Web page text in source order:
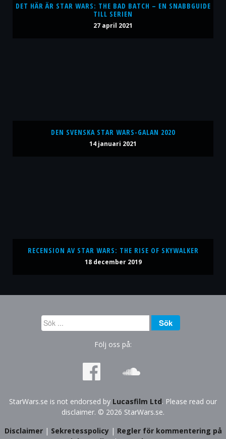
DET HÄR ÄR STAR WARS: THE BAD BATCH – EN SNABBGUIDE
TILL SERIEN
27 april 2021
DEN SVENSKA STAR WARS-GALAN 2020
14 januari 2021
RECENSION AV STAR WARS: THE RISE OF SKYWALKER
18 december 2019
Sök
...
Sök
Följ oss på:
StarWars.se is not endorsed by Lucasfilm Ltd. Please read our
disclaimer. © 2026 StarWars.se.
Disclaimer| Sekretesspolicy| Regler för kommentering på